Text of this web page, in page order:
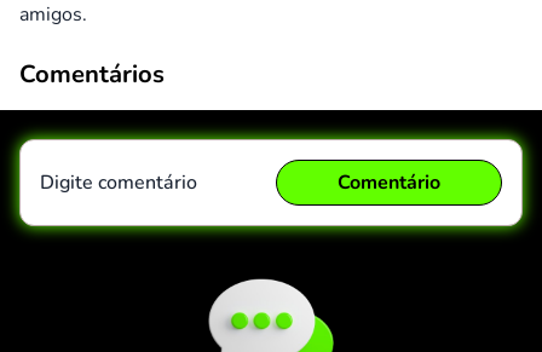
amigos.
Comentários
Digite comentário Comentário